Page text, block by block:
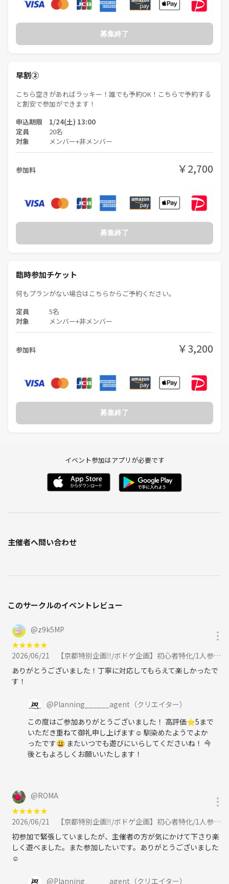
ただきます。
（他のサークルに参加側として参加している方はOKです！）
・勧誘・引き抜き・営業・しつこいナンパNG
■参加方法
募集終了
早割②
こちら空きがあればラッキー！誰でも予約OK！こちらで予約する
と割安で参加ができます！
申込期限 1/24(土) 13:00
定員 20名
対象 メンバー+非メンバー
参加料 ￥2,700
募集終了
臨時参加チケット
何もプランがない場合はこちらからご予約ください。
定員 5名
対象 メンバー+非メンバー
参加料 ￥3,200
募集終了
イベント参加はアプリが必要です
主催者へ問い合わせ
このサークルのイベントレビュー
@z9k5MP
★★★★★
2026/06/21
【京都特別企画‼️/ボドゲ企画】初心者特化/1人参加が9割♪烏丸・四条でボードゲーム企画/20代〜30代向けに参加
ありがとうございました！丁寧に対応してもらえて楽しかったで
す！
@Planning______agent （クリエイター）
この度はご参加ありがとうございました！ 高評価⭐️5まで
いただき重ねて御礼申し上げます☺️ 馴染めたようでよか
ったです😃 またいつでも遊びにいらしてくださいね！ 今
後ともよろしくお願いいたします！
@ROMA
★★★★★
2026/06/21
【京都特別企画‼️/ボドゲ企画】初心者特化/1人参加が9割♪烏丸・四条でボードゲーム企画/20代〜30代向けに参加
初参加で緊張していましたが、主催者の方が気にかけて下さり楽
しく遊べました。また参加したいです。ありがとうございました
☺️
@Planning______agent （クリエイター）